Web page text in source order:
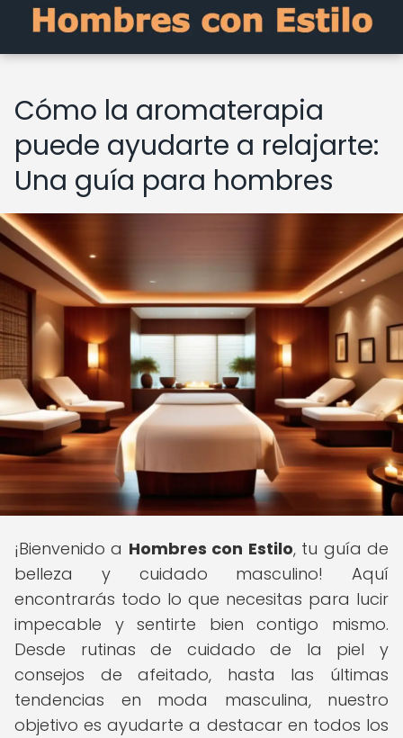
Cómo la aromaterapia
puede ayudarte a relajarte:
Una guía para hombres
¡Bienvenido a Hombres con Estilo, tu guía de
belleza y cuidado masculino! Aquí
encontrarás todo lo que necesitas para lucir
impecable y sentirte bien contigo mismo.
Desde rutinas de cuidado de la piel y
consejos de afeitado, hasta las últimas
tendencias en moda masculina, nuestro
objetivo es ayudarte a destacar en todos los